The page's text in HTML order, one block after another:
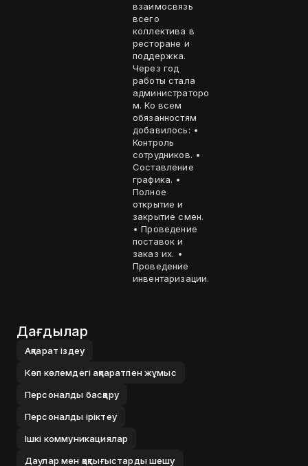
взаимосвязь
всего
коллектива в
ресторане и
поддержка.
Через год
работы стала
администраторо
м. Ко всем
обязанностям
добавилось: •
Контроль
сотрудников. •
Составление
графика. •
Полное
открытие и
закрытие смен.
• Проведение
поставок и
заказ их. •
Проведение
инвентаризации.
Дағдылар
Ақпарат іздеу
Көп көлемдегі ақпаратпен жұмыс
Персоналды басқару
Персоналды іріктеу
Ішкі коммуникациялар
Даулар мен қақтығыстарды шешу